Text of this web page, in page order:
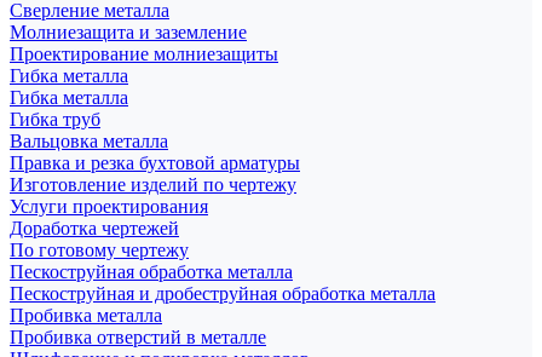
Сверление металла
Молниезащита и заземление
Проектирование молниезащиты
Гибка металла
Гибка металла
Гибка труб
Вальцовка металла
Правка и резка бухтовой арматуры
Изготовление изделий по чертежу
Услуги проектирования
Доработка чертежей
По готовому чертежу
Пескоструйная обработка металла
Пескоструйная и дробеструйная обработка металла
Пробивка металла
Пробивка отверстий в металле